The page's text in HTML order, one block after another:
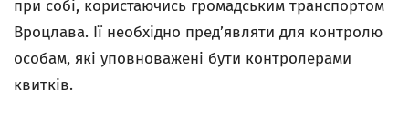
при собі, користаючись громадським транспортом
Вроцлава. Ії необхідно пред’являти для контролю
особам, які уповноважені бути контролерами
квитків.